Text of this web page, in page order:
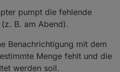
pumpt die fehlende
B. am Abend).
Benachrichtigung mit dem
Menge fehlt und die
werden soll.